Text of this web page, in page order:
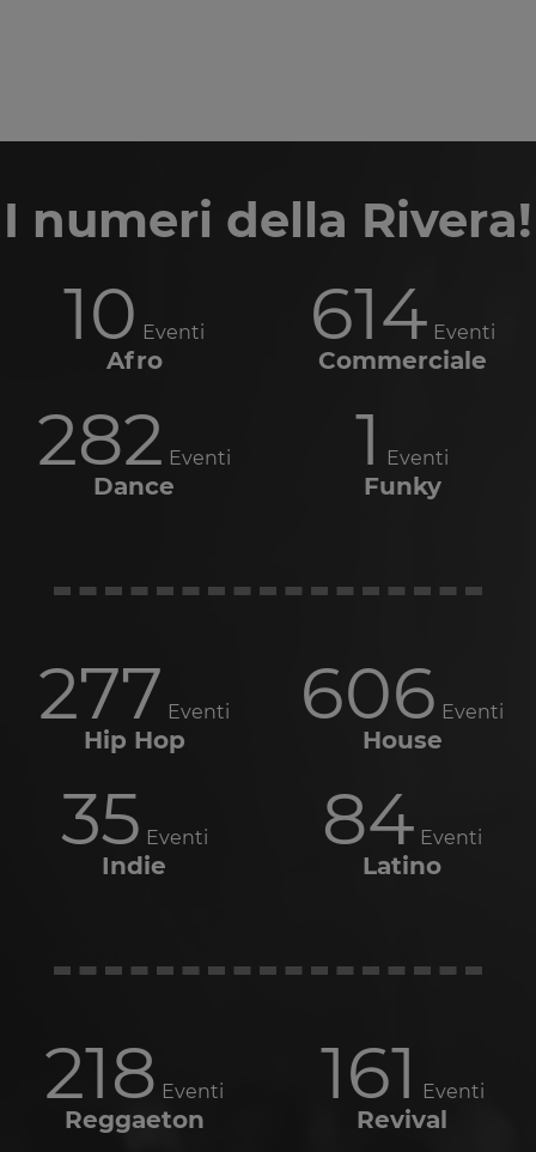
I numeri della Rivera!
10 Eventi
Afro
614 Eventi
Commerciale
282 Eventi
Dance
1 Eventi
Funky
277 Eventi
Hip Hop
606 Eventi
House
35 Eventi
Indie
84 Eventi
Latino
218 Eventi
Reggaeton
161 Eventi
Revival